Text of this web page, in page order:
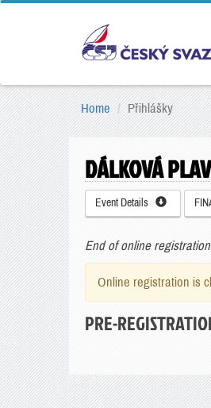
Home Přihlášky
DÁLKOVÁ
Event Details
End of online
Online registration is
PRE-